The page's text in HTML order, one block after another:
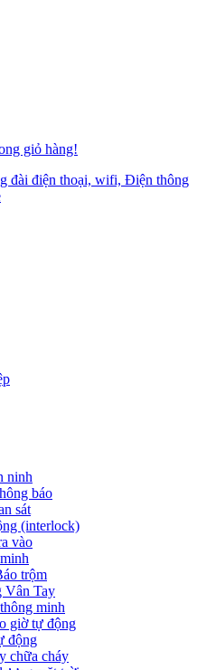
giỏ hàng!
ninh
báo
sát
(interlock)
vào
trộm
Vân Tay
minh
giờ tự động
động
chữa cháy